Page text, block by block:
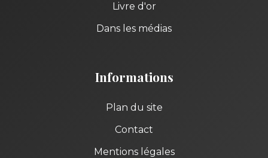
Livre d'or
Dans les médias
Informations
Plan du site
Contact
Mentions légales